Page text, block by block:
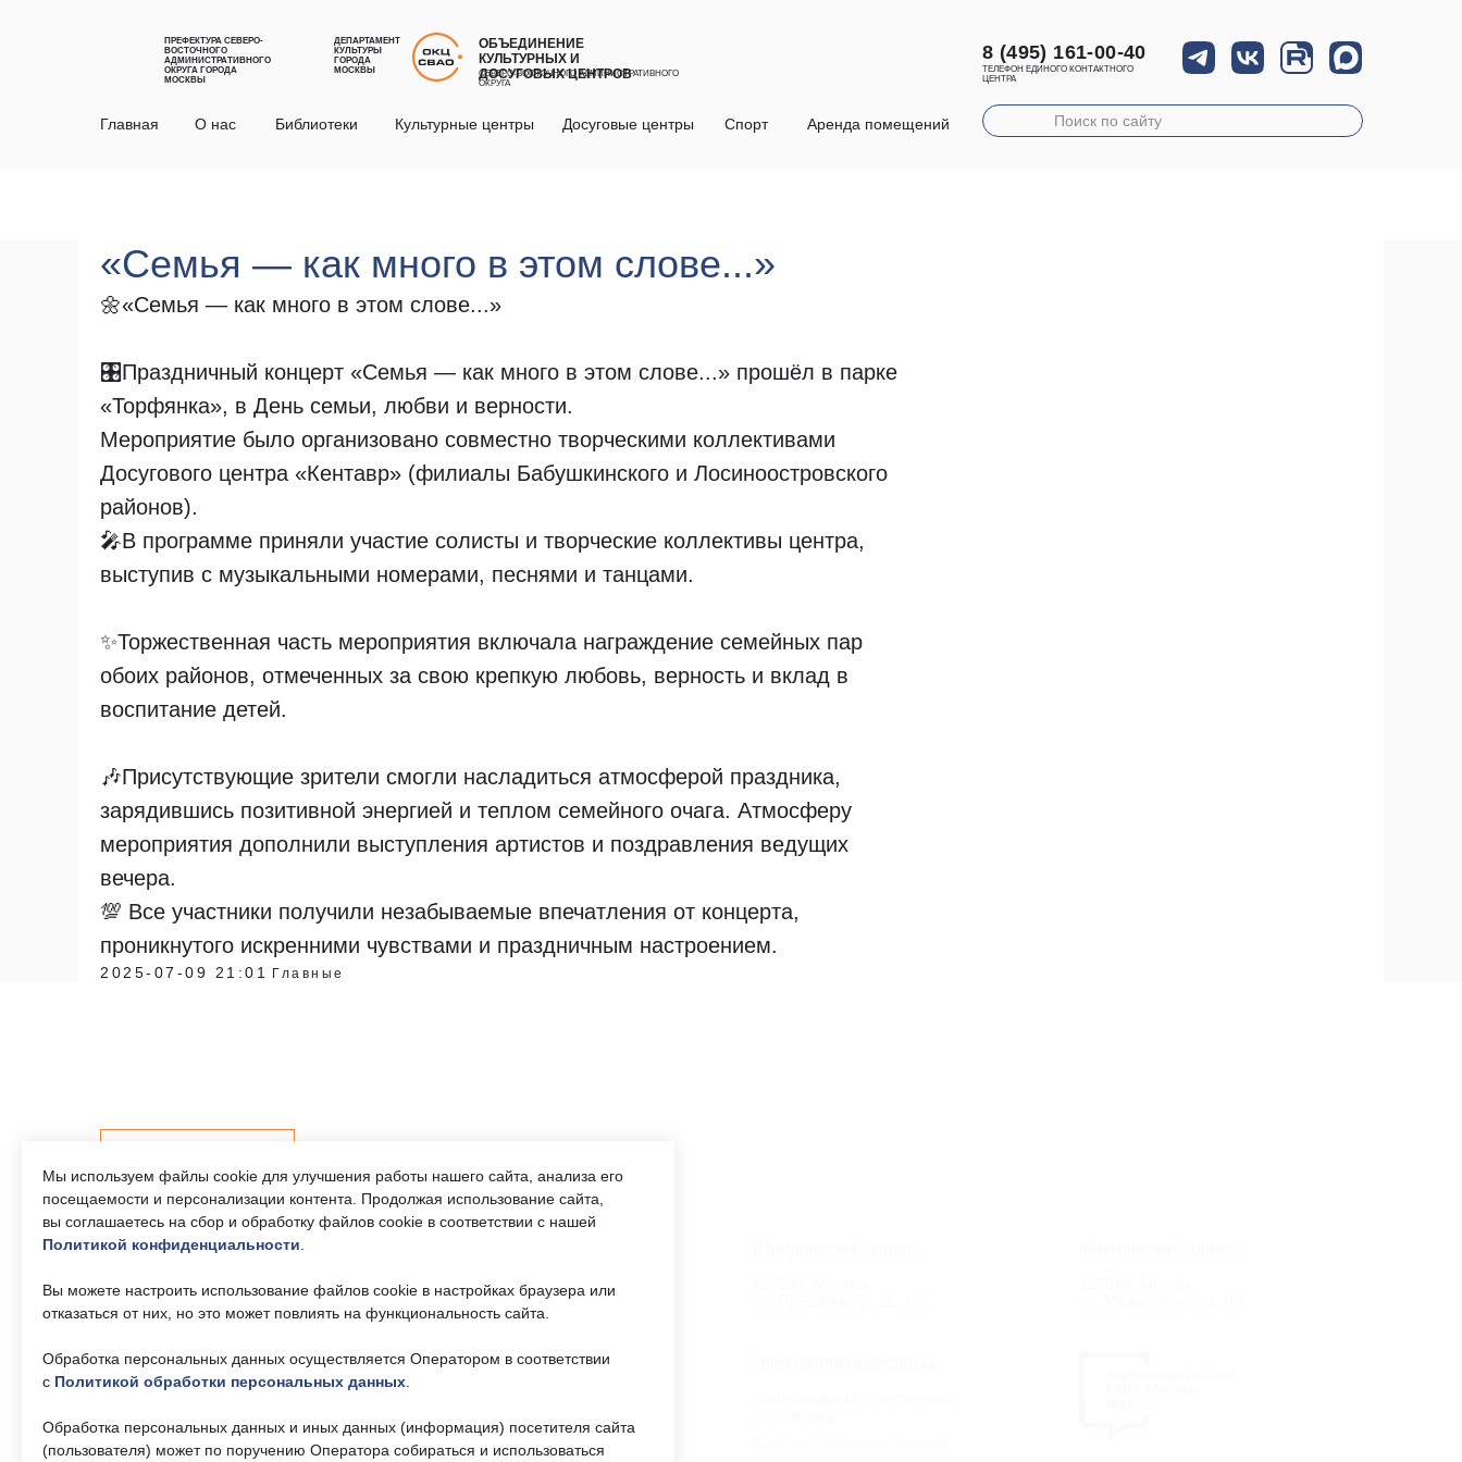
ПРЕФЕКТУРА СЕВЕРО-
ВОСТОЧНОГО
АДМИНИСТРАТИВНОГО
ОКРУГА ГОРОДА
МОСКВЫ
ДЕПАРТАМЕНТ
КУЛЬТУРЫ
ГОРОДА
МОСКВЫ
ОБЪЕДИНЕНИЕ
КУЛЬТУРНЫХ И
ДОСУГОВЫХ ЦЕНТРОВ
СЕВЕРО-ВОСТОЧНОГО АДМИНИСТРАТИВНОГО
ОКРУГА
8 (495) 161-00-40
ТЕЛЕФОН ЕДИНОГО КОНТАКТНОГО
ЦЕНТРА
Главная О нас Библиотеки Спорт Аренда помещений
Культурные центры Досуговые центры
«Семья — как много в этом слове...»
🌼«Семья — как много в этом слове...»
🎛Праздничный концерт «Семья — как много в этом слове...» прошёл в парке
«Торфянка», в День семьи, любви и верности.
Мероприятие было организовано совместно творческими коллективами
Досугового центра «Кентавр» (филиалы Бабушкинского и Лосиноостровского
районов).
🎤В программе приняли участие солисты и творческие коллективы центра,
выступив с музыкальными номерами, песнями и танцами.
✨Торжественная часть мероприятия включала награждение семейных пар
обоих районов, отмеченных за свою крепкую любовь, верность и вклад в
воспитание детей.
🎶Присутствующие зрители смогли насладиться атмосферой праздника,
зарядившись позитивной энергией и теплом семейного очага. Атмосферу
мероприятия дополнили выступления артистов и поздравления ведущих
вечера.
💯 Все участники получили незабываемые впечатления от концерта,
проникнутого искренними чувствами и праздничным настроением.
2025-07-09 21:01 Главные
Телефон единого
8 (495) 161-00-40
okc-
svao@svao.mos.ru
Почта:
Пн-Пт 9:00 —
17:30, обед 12:00
— 13:00
Об учреждении:
Документы
Мы используем файлы cookie для улучшения работы нашего сайта, анализа его
посещаемости и персонализации контента. Продолжая использование сайта,
вы соглашаетесь на сбор и обработку файлов cookie в соответствии с нашей
Политикой конфиденциальности.
Вы можете настроить использование файлов cookie в настройках браузера или
отказаться от них, но это может повлиять на функциональность сайта.
Обработка персональных данных осуществляется Оператором в соответствии
с Политикой обработки персональных данных.
Обработка персональных данных и иных данных (информация) посетителя сайта
(пользователя) может по поручению Оператора собираться и использоваться